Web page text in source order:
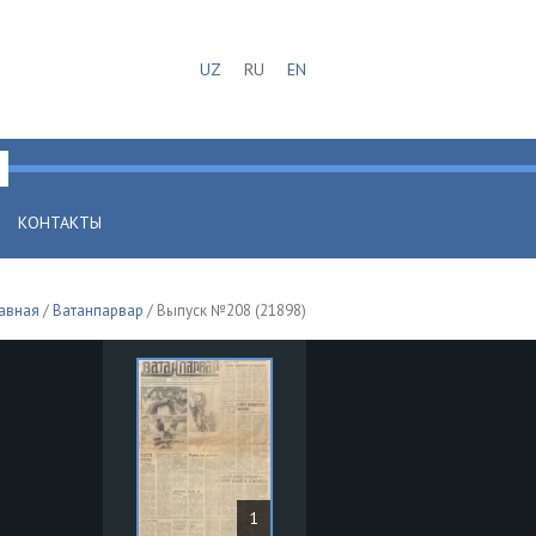
UZ RU EN
КОНТАКТЫ
/Ватанпарвар / Выпуск №208 (21898)
1